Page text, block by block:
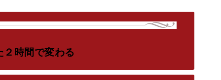
２時間で変わる